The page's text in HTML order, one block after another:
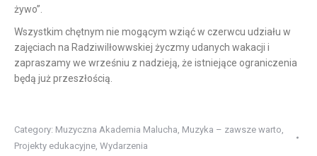
żywo”.
Wszystkim chętnym nie mogącym wziąć w czerwcu udziału w
zajęciach na Radziwilłowwskiej życzmy udanych wakacji i
zapraszamy we wrześniu z nadzieją, że istniejące ograniczenia
będą już przeszłością.
Category: Muzyczna Akademia Malucha, Muzyka – zawsze warto,
Projekty edukacyjne, Wydarzenia